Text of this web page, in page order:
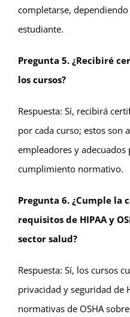
completarse,
estudiante.
Pregunta 5. ¿Recibiré
los cursos?
Respuesta: Sí, recibirá
por cada curso; estos son
empleadores y
cumplimiento normativo.
Pregunta 6. ¿Cumple la
requisitos de HIPAA y
sector salud?
Respuesta: Sí, los cursos
privacidad y seguridad de
normativas de OSHA